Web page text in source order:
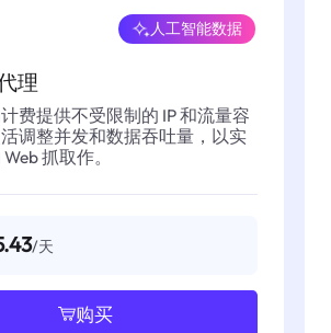
理
人工智能数据
费提供不受限制的 IP 和流量容
调整并发和数据吞吐量，以实
抓取作。
/天
购买